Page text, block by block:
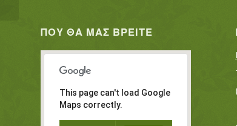
ΠΟΥ ΘΑ ΜΑΣ ΒΡΕΊΤΕ
This page can't load Google
Maps correctly.